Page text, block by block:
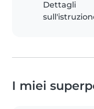
Dettagli
I miei